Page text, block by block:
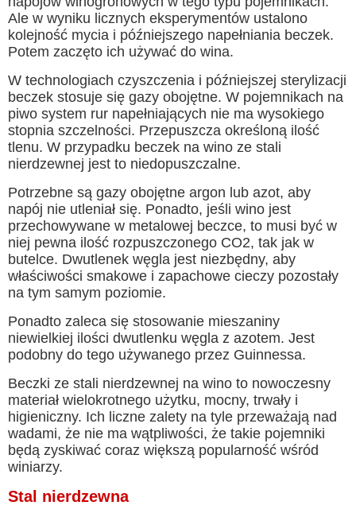
Ale w wyniku licznych eksperymentów ustalono
kolejność mycia i późniejszego napełniania beczek.
Potem zaczęto ich używać do wina.
W technologiach czyszczenia i późniejszej sterylizacji
beczek stosuje się gazy obojętne. W pojemnikach na
piwo system rur napełniających nie ma wysokiego
stopnia szczelności. Przepuszcza określoną ilość
tlenu. W przypadku beczek na wino ze stali
nierdzewnej jest to niedopuszczalne.
Potrzebne są gazy obojętne argon lub azot, aby
napój nie utleniał się. Ponadto, jeśli wino jest
przechowywane w metalowej beczce, to musi być w
niej pewna ilość rozpuszczonego CO2, tak jak w
butelce. Dwutlenek węgla jest niezbędny, aby
właściwości smakowe i zapachowe cieczy pozostały
na tym samym poziomie.
Ponadto zaleca się stosowanie mieszaniny
niewielkiej ilości dwutlenku węgla z azotem. Jest
podobny do tego używanego przez Guinnessa.
Beczki ze stali nierdzewnej na wino to nowoczesny
materiał wielokrotnego użytku, mocny, trwały i
higieniczny. Ich liczne zalety na tyle przeważają nad
wadami, że nie ma wątpliwości, że takie pojemniki
będą zyskiwać coraz większą popularność wśród
winiarzy.
Stal nierdzewna